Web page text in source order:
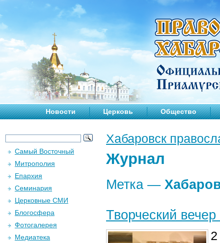
Новости Церковь Общество
Хабаровск
Журнал
Метка —
Творческий
Самый Восточный
Митрополия
Епархия
Семинария
Церковные СМИ
Блогосфера
Фотогалерея
Медиатека